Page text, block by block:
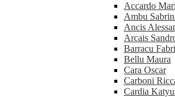
Accardo
Ambu
Ancis
Arcais
Barracu
Bellu Maura
Cara Oscar
Carboni
Cardia